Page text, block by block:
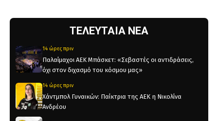
ΤΕΛΕΥΤΑΙΑ ΝΕΑ
14 ώρες πριν
Παλαίμαχοι ΑΕΚ Μπάσκετ: «Σεβαστές οι αντιδράσεις,
όχι στον διχασμό του κόσμου μας»
14 ώρες πριν
Χάντμπολ Γυναικών: Παίκτρια της ΑΕΚ η Νικολίνα
Ανδρέου